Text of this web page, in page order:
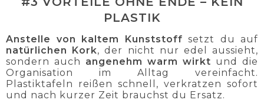
PLASTIK
Anstelle von kaltem Kunststoff setzt du auf
natürlichen Kork, der nicht nur edel aussieht,
sondern auch angenehm warm wirkt und die
Organisation im Alltag vereinfacht.
Plastiktafeln reißen schnell, verkratzen sofort
und nach kurzer Zeit brauchst du Ersatz.